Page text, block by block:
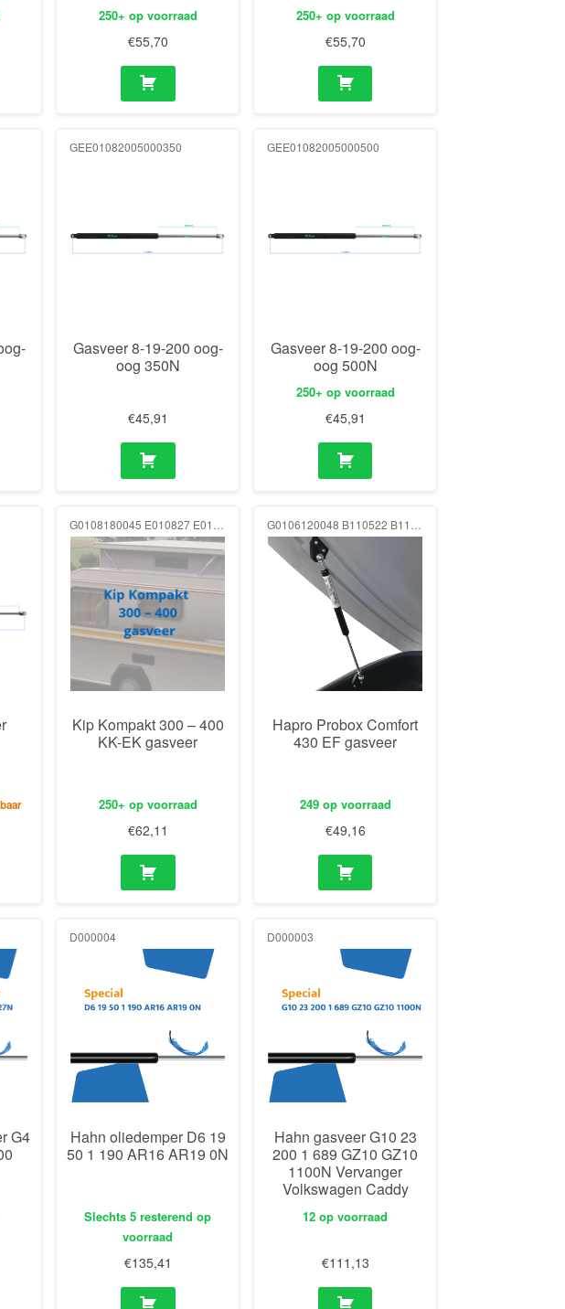
250+ op voorraad
€55,70
250+ op voorraad
€55,70
GEE01082005000350
Gasveer 8-19-200 oog-
oog 350N
€45,91
GEE01082005000500
Gasveer 8-19-200 oog-
oog 500N
250+ op voorraad
€45,91
Kip Kompakt 300 – 400
KK-EK gasveer
250+ op voorraad
€62,11
Hapro Probox Comfort
430 EF gasveer
249 op voorraad
€49,16
G4
D000004
Hahn oliedemper D6 19
50 1 190 AR16 AR19 0N
Slechts 5 resterend op
voorraad
€135,41
D000003
Hahn gasveer G10 23
200 1 689 GZ10 GZ10
1100N Vervanger
Volkswagen Caddy
12 op voorraad
€111,13